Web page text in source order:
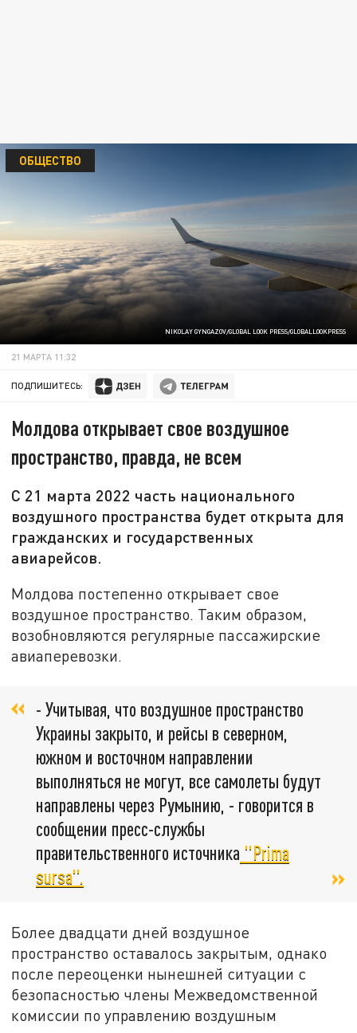
NIKOLAY GYNGAZOV/GLOBAL LOOK PRESS/GLOBALLOOKPRESS
ОБЩЕСТВО
21 МАРТА 11:32
ПОДПИШИТЕСЬ:
Молдова открывает свое воздушное
пространство, правда, не всем
С 21 марта 2022 часть национального
воздушного пространства будет открыта для
гражданских и государственных
авиарейсов.
Молдова постепенно открывает свое
воздушное пространство. Таким образом,
возобновляются регулярные пассажирские
авиаперевозки.
- Учитывая, что воздушное пространство
Украины закрыто, и рейсы в северном,
южном и восточном направлении
выполняться не могут, все самолеты будут
направлены через Румынию, - говорится в
сообщении пресс-службы
правительственного источника "Prima
sursa".
Более двадцати дней воздушное
пространство оставалось закрытым, однако
после переоценки нынешней ситуации с
безопасностью члены Межведомственной
комиссии по управлению воздушным